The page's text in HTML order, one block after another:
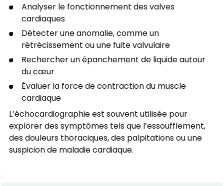
Analyser le fonctionnement des valves
cardiaques
Détecter une anomalie, comme un
rétrécissement ou une fuite valvulaire
Rechercher un épanchement de liquide autour
du cœur
Évaluer la force de contraction du muscle
cardiaque
L’échocardiographie est souvent utilisée pour
explorer des symptômes tels que l’essoufflement,
des douleurs thoraciques, des palpitations ou une
suspicion de maladie cardiaque.